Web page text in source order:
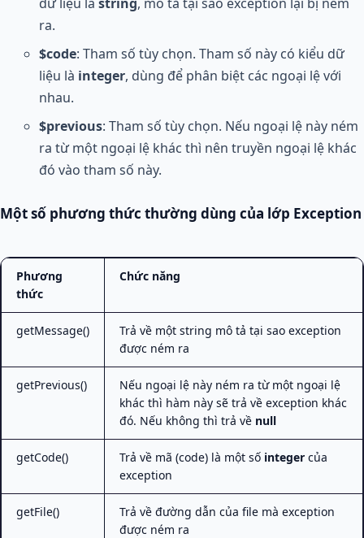
ra.
$code: Tham số tùy chọn. Tham số này có kiểu dữ
liệu là integer, dùng để phân biệt các ngoại lệ với
nhau.
$previous: Tham số tùy chọn. Nếu ngoại lệ này ném
ra từ một ngoại lệ khác thì nên truyền ngoại lệ khác
đó vào tham số này.
Một số phương thức thường dùng của lớp Exception
Phương
thức
Chức năng
getMessage()
Trả về một string mô tả tại sao exception
được ném ra
getPrevious()
Nếu ngoại lệ này ném ra từ một ngoại lệ
khác thì hàm này sẽ trả về exception khác
đó. Nếu không thì trả về null
getCode() Trả về mã (code) là một số integer của
exception
getFile()
Trả về đường dẫn của file mà exception
được ném ra